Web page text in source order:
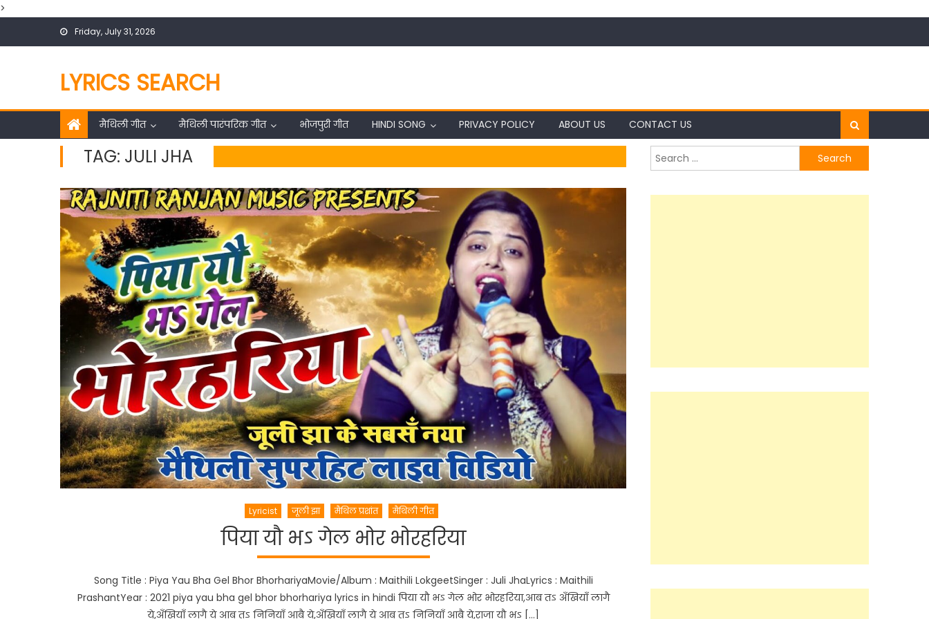
>
Friday, July 31, 2026
LYRICS SEARCH
मैथिली गीत मैथिली पारंपरिक गीत भोजपुरी गीत HINDI SONG PRIVACY POLICY ABOUT US CONTACT US
TAG: JULI JHA
Lyricist जूली झा मैथिल प्रशांत मैथिली गीत
पिया यौ भऽ गेल भोर भोरहरिया
Song Title : Piya Yau Bha Gel Bhor BhorhariyaMovie/Album : Maithili LokgeetSinger : Juli JhaLyrics : Maithili
PrashantYear : 2021 piya yau bha gel bhor bhorhariya lyrics in hindi पिया यौ भऽ गेल भोर भोरहरिया,आब तऽ अँखियाँ लागै
ये,अँखियाँ लागै ये आब तऽ निनियाँ आबै ये,अँखियाँ लागै ये आब तऽ निनियाँ आबै ये,राजा यौ भऽ […]
Search
for: